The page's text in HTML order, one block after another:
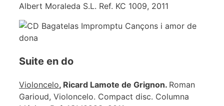
Albert Moraleda S.L. Ref. KC 1009, 2011
Suite en do
Violoncelo, Ricard Lamote de Grignon. Roman
Garioud, Violoncelo. Compact disc. Columna